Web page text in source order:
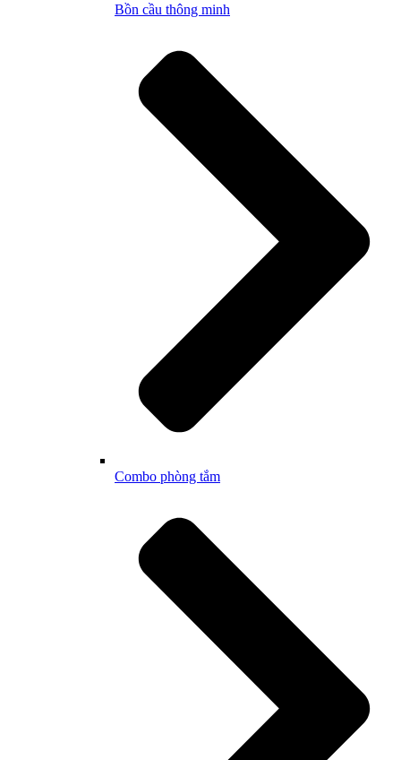
Bồn cầu thông minh
Combo phòng tắm